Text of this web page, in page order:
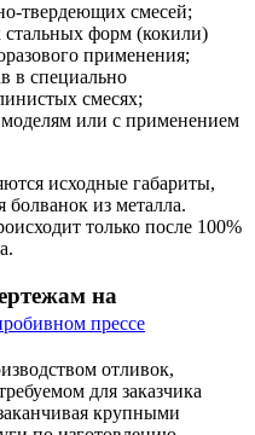
прессе
твердеющих смесей;
стальных форм (кокили)
применения;
в специально
смесях;
или с применением
исходные габариты,
болванок из металла.
только после 100%
на
отливок,
для заказчика
крупными